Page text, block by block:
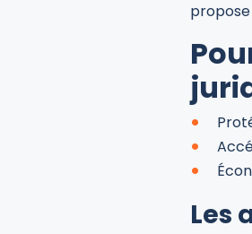
propose
Les